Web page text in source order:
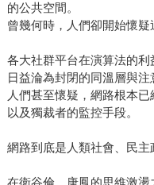
的公共空間。
曾幾何時，人們卻開始懷疑
各大社群平台在演算法的利
日益淪為封閉的同溫層與注
人們甚至懷疑，網路根本
以及獨裁者的監控手段。
網路到底是人類社會、民主
在衛谷倫、唐鳳的思維激